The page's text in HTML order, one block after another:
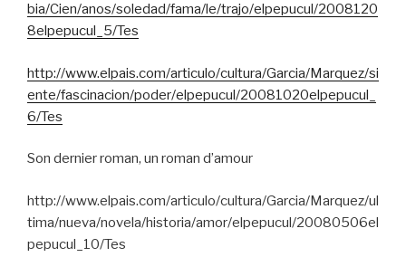
bia/Cien/anos/soledad/fama/le/trajo/elpepucul/2008120
8elpepucul_5/Tes
http://www.elpais.com/articulo/cultura/Garcia/Marquez/si
ente/fascinacion/poder/elpepucul/20081020elpepucul_
6/Tes
Son dernier roman, un roman d’amour
http://www.elpais.com/articulo/cultura/Garcia/Marquez/ul
tima/nueva/novela/historia/amor/elpepucul/20080506el
pepucul_10/Tes